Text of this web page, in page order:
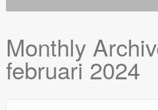
Monthly
februari 2024